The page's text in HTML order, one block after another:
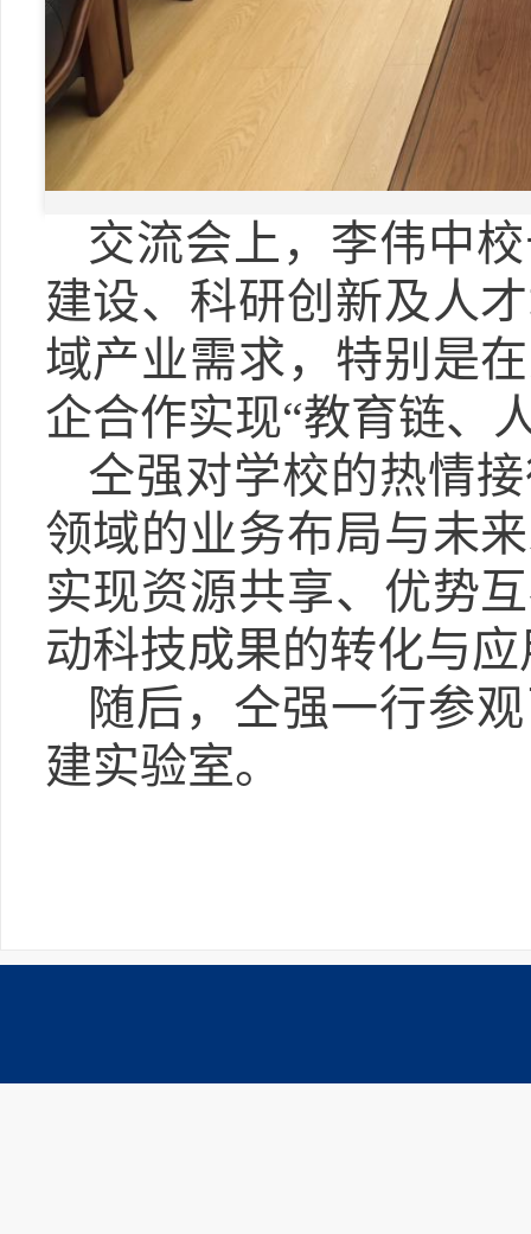
交流会上，李伟中
建设、科研创新及人
域产业需求，特别是
企合作实现“教育链、
仝强对学校的热情
领域的业务布局与未
实现资源共享、优势
动科技成果的转化与应
随后，仝强一行参
建实验室。